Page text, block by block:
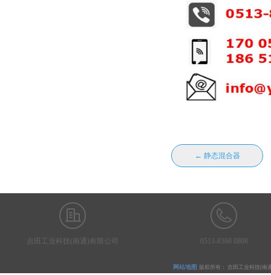
← 静态混合器
吉田工业科技(南通)有限公司 0513-8368 0808
网站地图 版权所有： 吉田工业科技(南